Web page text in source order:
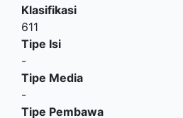
Klasifikasi
611
Tipe Isi
-
Tipe Media
-
Tipe Pembawa